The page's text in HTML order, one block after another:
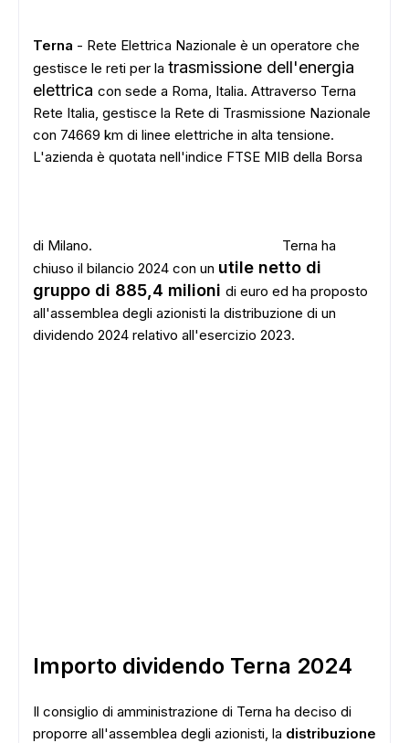
Terna - Rete Elettrica Nazionale è un operatore che
gestisce le reti per la trasmissione dell'energia
elettrica con sede a Roma, Italia. Attraverso Terna
Rete Italia, gestisce la Rete di Trasmissione Nazionale
con 74669 km di linee elettriche in alta tensione.
L'azienda è quotata nell'indice FTSE MIB della Borsa
di Milano.
Terna ha
chiuso il bilancio 2024 con un utile netto di
gruppo di 885,4 milioni di euro ed ha proposto
all'assemblea degli azionisti la distribuzione di un
dividendo 2024 relativo all'esercizio 2023.
Importo dividendo Terna 2024
Il consiglio di amministrazione di Terna ha deciso di
proporre all'assemblea degli azionisti, la distribuzione